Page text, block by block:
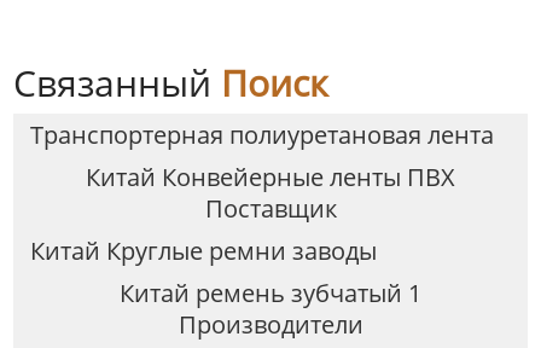
Связанный Поиск
Транспортерная полиуретановая лента
Китай Конвейерные ленты ПВХ
Поставщик
Китай Круглые ремни заводы
Китай ремень зубчатый 1
Производители